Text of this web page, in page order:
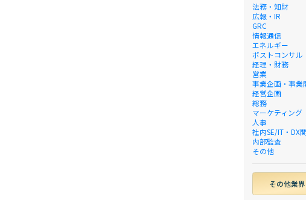
法務・知財
広報・IR
GRC
情報通信
エネルギー
ポストコンサル
経理・財務
営業
事業企画・事業
経営企画
総務
マーケティング
人事
社内SE/IT・DX
内部監査
その他
その他業